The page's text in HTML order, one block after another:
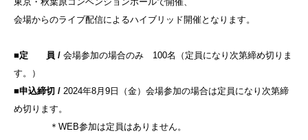
会場からのライブ配信によるハイブリッド開催となります。
■定 員 / 会場参加の場合のみ 100名（定 員になり 次第締め切りま
す。）
■申込締切 / 2024年8月9日 （金）会場参加の場合は定 員になり 次第締
め切ります。
＊WEB参加は定員はありません。